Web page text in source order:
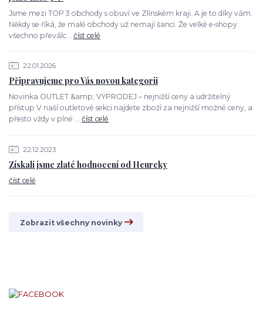
Jsme mezi TOP 3 obchody s obuví ve Zlínském kraji. A je to díky vám.
Někdy se říká, že malé obchody už nemají šanci. Že velké e‑shopy
všechno převálc... číst celé
22.01.2026
Připravujeme pro Vás novou kategorii
Novinka OUTLET &amp; VÝPRODEJ – nejnižší ceny a udržitelný
přístup V naší outletové sekci najdete zboží za nejnižší možné ceny, a
přesto vždy v plné ... číst celé
22.12.2023
Získali jsme zlaté hodnocení od Heureky
číst celé
Zobrazit všechny novinky